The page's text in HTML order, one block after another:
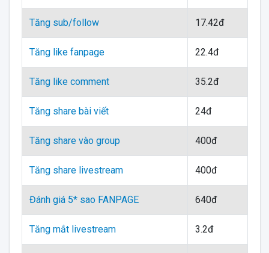
Tăng sub/follow 17.42đ
Tăng like fanpage 22.4đ
Tăng like comment 35.2đ
Tăng share bài viết 24đ
Tăng share vào group 400đ
Tăng share livestream 400đ
Đánh giá 5* sao FANPAGE 640đ
Tăng mắt livestream 3.2đ